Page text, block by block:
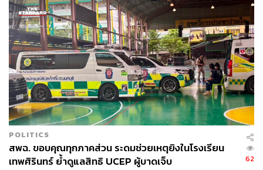
POLITICS
สพฉ. ขอบคุณทุกภาคส่วน ระดมช่วยเหตุยิงในโรงเรียน
เทพศิรินทร์ ย้ำดูแลสิทธิ UCEP ผู้บาดเจ็บ
62